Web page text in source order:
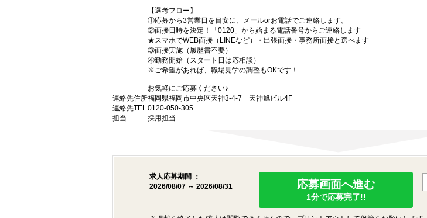
【選考フロー】
①応募から3営業日を目安に、メールorお電話でご連絡します。
②面接日時を決定！「0120」から始まる電話番号からご連絡します
★スマホでWEB面接（LINEなど）・出張面接・事務所面接と選べます
③面接実施（履歴書不要）
④勤務開始（スタート日は応相談）
※ご希望があれば、職場見学の調整もOKです！
お気軽にご応募ください♪
連絡先住所福岡県福岡市中央区天神3-4-7 天神旭ビル4F
連絡先TEL0120-050-305
担当
採用担当
求人応募期間 ：
2026/08/07 ～ 2026/08/31
応募画面へ進む
1分で応募完了!!